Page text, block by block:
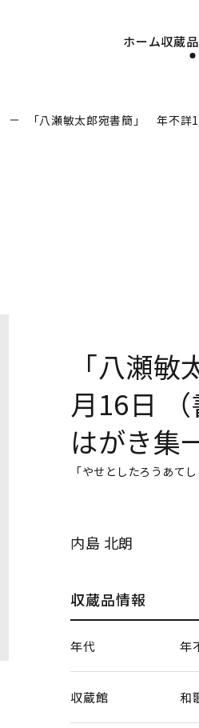
ホーム収蔵
「八瀬敏太郎宛書簡」 年不詳
「八瀬
月16日
はがき集
「やせとしたろうあて
内島 北朗
収蔵品情報
年代 年
収蔵館 和